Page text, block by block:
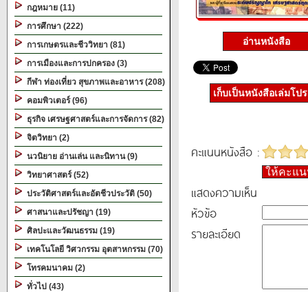
กฎหมาย (11)
การศึกษา (222)
การเกษตรและชีววิทยา (81)
การเมืองและการปกครอง (3)
กีฬา ท่องเที่ยว สุขภาพและอาหาร (208)
คอมพิวเตอร์ (96)
ธุรกิจ เศรษฐศาสตร์และการจัดการ (82)
จิตวิทยา (2)
นวนิยาย อ่านเล่น และนิทาน (9)
วิทยาศาสตร์ (52)
ประวัติศาสตร์และอัตชีวประวัติ (50)
ศาสนาและปรัชญา (19)
ศิลปะและวัฒนธรรม (19)
เทคโนโลยี วิศวกรรม อุตสาหกรรม (70)
โทรคมนาคม (2)
ทั่วไป (43)
อ่านหนังสือ
เก็บเป็นหนังสือเล่มโป
คะแนนหนังสือ :
ให้คะแ
แสดงความเห็น
หัวข้อ
รายละเอียด